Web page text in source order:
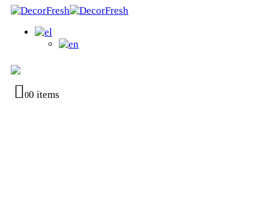
00 items